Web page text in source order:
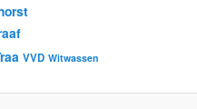
VVD Witwassen